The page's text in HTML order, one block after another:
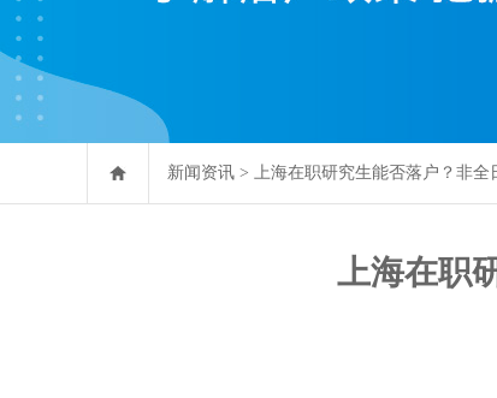
新闻资讯 > 上海在职研究生能否落户？非
上海在职